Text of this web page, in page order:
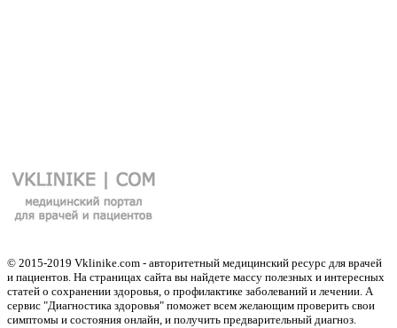
© 2015-2019 Vklinike.com - авторитетный медицинский ресурс для врачей
и пациентов. На страницах сайта вы найдете массу полезных и интересных
статей о сохранении здоровья, о профилактике заболеваний и лечении. А
сервис "Диагностика здоровья" поможет всем желающим проверить свои
симптомы и состояния онлайн, и получить предварительный диагноз.